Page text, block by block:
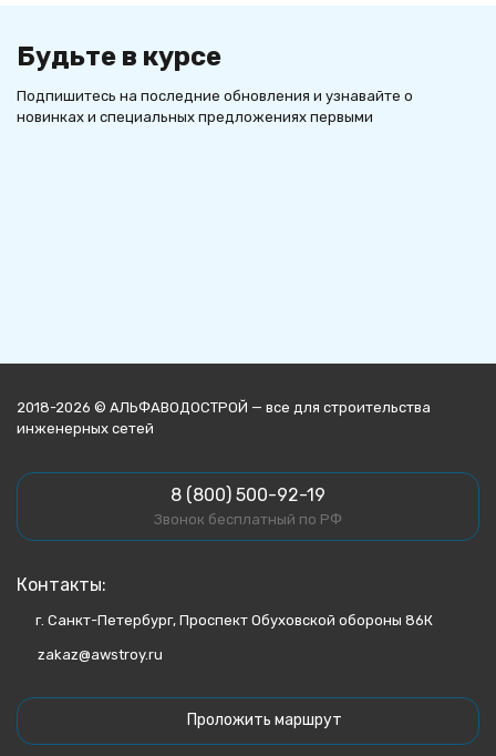
Будьте в курсе
Подпишитесь на последние обновления и узнавайте о
новинках и специальных предложениях первыми
2018-2026 © АЛЬФАВОДОСТРОЙ — все для строительства
инженерных сетей
8 (800) 500-92-19
Звонок бесплатный по РФ
Контакты:
г. Санкт-Петербург, Проспект Обуховской обороны 86К
zakaz@awstroy.ru
Проложить маршрут